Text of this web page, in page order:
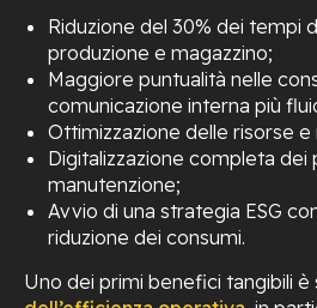
Riduzione del 30% dei tempi
produzione e magazzino;
Maggiore puntualità nelle
comunicazione interna più
Ottimizzazione delle risorse
Digitalizzazione completa dei
manutenzione;
Avvio di una strategia ESG
riduzione dei consumi.
Uno dei primi benefici tangibili è